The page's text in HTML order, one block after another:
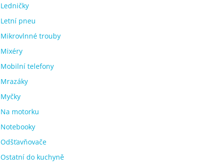
Ledničky
Letní pneu
Mikrovlnné trouby
Mixéry
Mobilní telefony
Mrazáky
Myčky
Na motorku
Notebooky
Odšťavňovače
Ostatní do kuchyně